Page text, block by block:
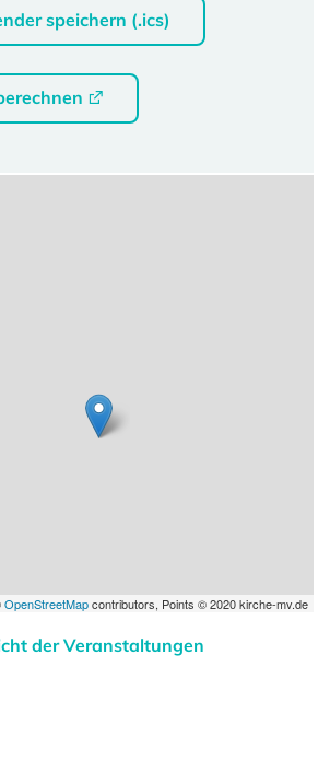
speichern (.ics)
OpenStreetMapcontributors, Points © 2020 kirche-mv.de
der Veranstaltungen